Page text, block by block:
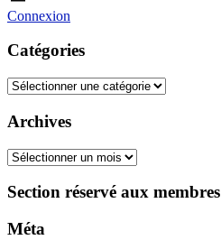
Connexion
Catégories
Catégories
Archives
Archives
Section réservé aux membres
Méta